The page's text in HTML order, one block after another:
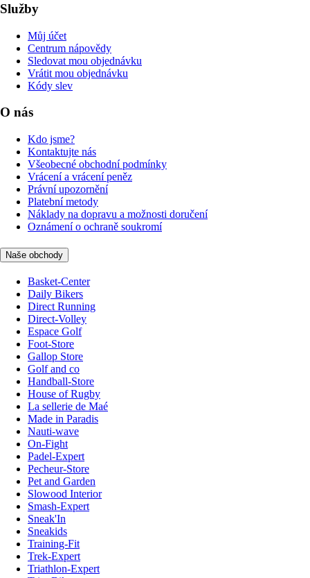
Služby
Můj účet
Centrum nápovědy
Sledovat mou objednávku
Vrátit mou objednávku
Kódy slev
O nás
Kdo jsme?
Kontaktujte nás
Všeobecné obchodní podmínky
Vrácení a vrácení peněz
Právní upozornění
Platební metody
Náklady na dopravu a možnosti doručení
Oznámení o ochraně soukromí
Naše obchody
Basket-Center
Daily Bikers
Direct Running
Direct-Volley
Espace Golf
Foot-Store
Gallop Store
Golf and co
Handball-Store
House of Rugby
La sellerie de Maé
Made in Paradis
Nauti-wave
On-Fight
Padel-Expert
Pecheur-Store
Pet and Garden
Slowood Interior
Smash-Expert
Sneak'In
Sneakids
Training-Fit
Trek-Expert
Triathlon-Expert